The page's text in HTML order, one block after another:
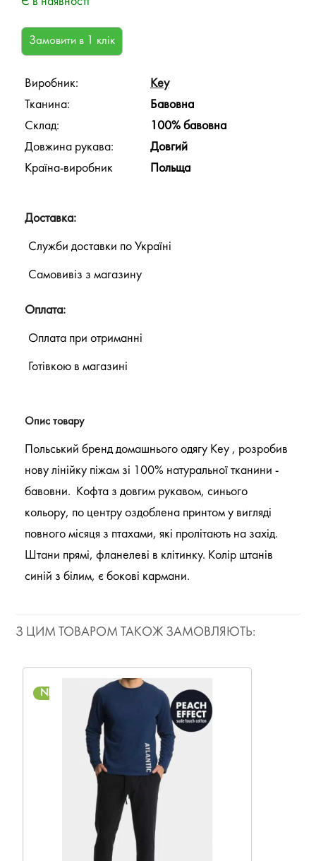
Виробник:
Key
Тканина:
Бавовна
Склад:
100% бавовна
Довжина рукава:
Довгий
Країна-виробник
Польща
Доставка:
Служби доставки по Україні
Самовивіз з магазину
Оплата:
Оплата при отриманні
Готівкою в магазині
Опис товару
Польський бренд домашнього одягу Key , розробив
нову лінійку піжам зі 100% натуральної тканини -
бавовни. Кофта з довгим рукавом, синього
кольору, по центру оздоблена принтом у вигляді
повного місяця з птахами, які пролітають на захід.
Штани прямі, фланелеві в клітинку. Колір штанів
синій з білим, є бокові кармани.
З ЦИМ ТОВАРОМ ТАКОЖ ЗАМОВЛЯЮТЬ:
NEW